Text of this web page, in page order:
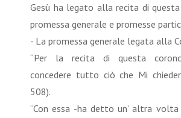
Gesù ha legato alla recita di questa
promessa generale e promesse
- La promessa generale legata alla
“Per la recita di questa
concedere tutto ciò che Mi
508).
“Con essa -ha detto un’ altra